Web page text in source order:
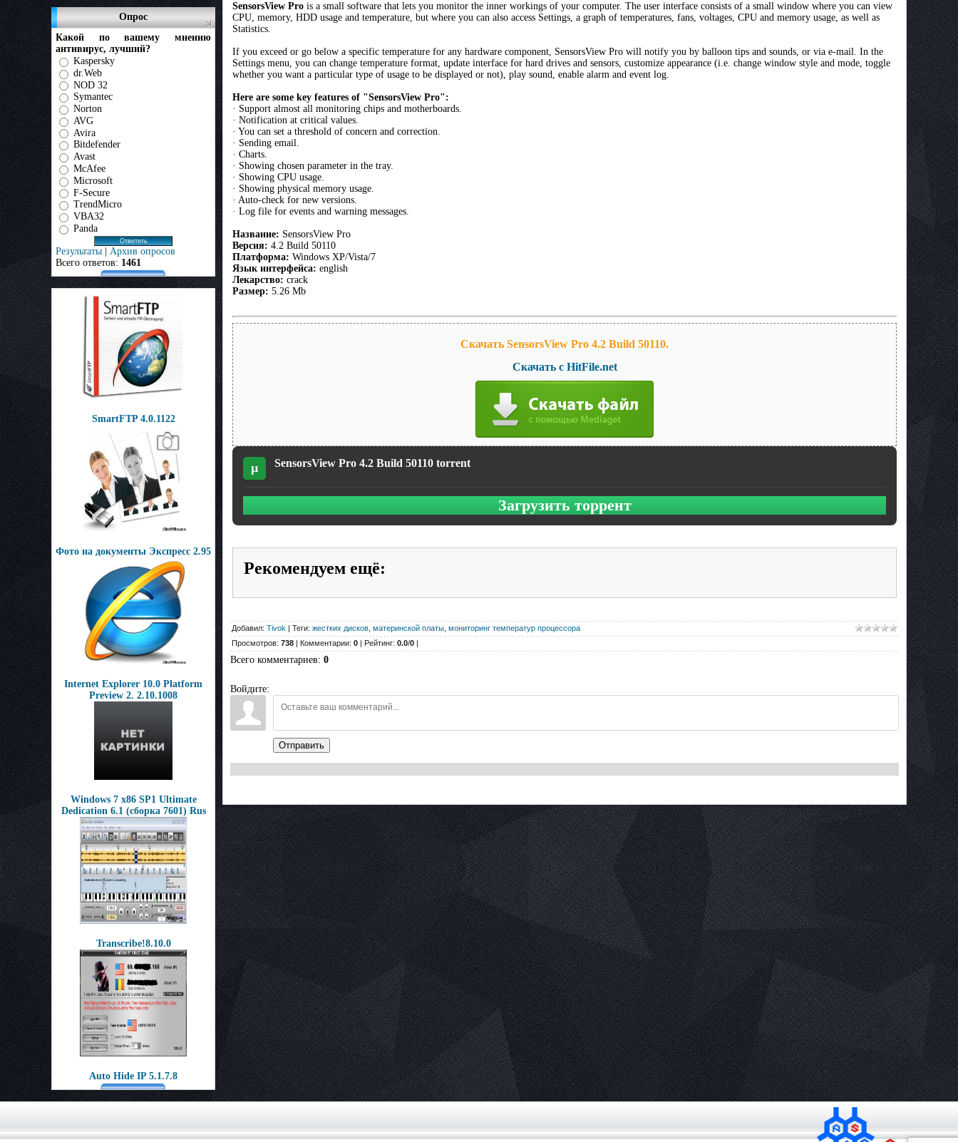
Опрос
Какой по вашему мнению
антивирус, лучший?
Kaspersky
dr.Web
NOD 32
Symantec
Norton
AVG
Avira
Bitdefender
Avast
McAfee
Microsoft
F-Secure
TrendMicro
VBA32
Panda
Результаты | Архив опросов
Всего ответов: 1461
SmartFTP 4.0.1122
Фото на документы Экспресс 2.95
Internet Explorer 10.0 Platform
Preview 2. 2.10.1008
Windows 7 x86 SP1 Ultimate
Dedication 6.1 (сборка 7601) Rus
Transcribe!8.10.0
Auto Hide IP 5.1.7.8
SensorsView Pro is a small software that lets you monitor the inner workings of your computer. The user interface consists of a small window where you can view
CPU, memory, HDD usage and temperature, but where you can also access Settings, a graph of temperatures, fans, voltages, CPU and memory usage, as well as
Statistics.
If you exceed or go below a specific temperature for any hardware component, SensorsView Pro will notify you by balloon tips and sounds, or via e-mail. In the
Settings menu, you can change temperature format, update interface for hard drives and sensors, customize appearance (i.e. change window style and mode, toggle
whether you want a particular type of usage to be displayed or not), play sound, enable alarm and event log.
Here are some key features of "SensorsView Pro":
· Support almost all monitoring chips and motherboards.
· Notification at critical values.
· You can set a threshold of concern and correction.
· Sending email.
· Charts.
· Showing chosen parameter in the tray.
· Showing CPU usage.
· Showing physical memory usage.
· Auto-check for new versions.
· Log file for events and warning messages.
Название: SensorsView Pro
Версия: 4.2 Build 50110
Платформа: Windows XP/Vista/7
Язык интерфейса: english
Лекарство: crack
Размер: 5.26 Mb
Скачать SensorsView Pro 4.2 Build 50110.
Скачать с HitFile.net
µ SensorsView Pro 4.2 Build 50110 torrent
Загрузить торрент
Рекомендуем ещё:
Добавил: Tivok | Теги: жестких дисков материнской платы мониторинг температур процессора
Просмотров: 738 | Комментарии: 0 | Рейтинг: 0.0/0 |
Всего комментариев: 0
Войдите:
Отправить